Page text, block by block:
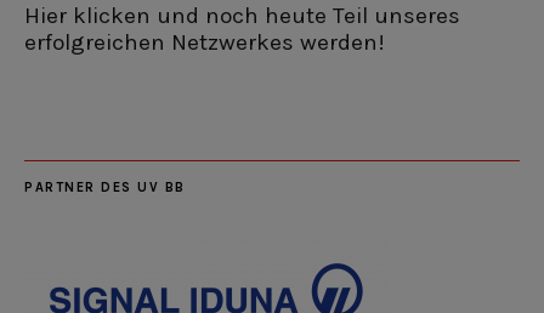
Hier klicken und noch heute Teil unseres
erfolgreichen Netzwerkes werden!
PARTNER DES UV BB